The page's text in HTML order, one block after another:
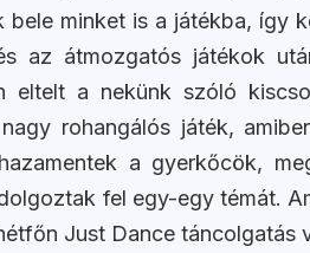
minket is a játékba, így
az átmozgatós játékok
a nekünk szóló
rohangálós játék,
a gyerkőcök,
fel egy-egy témát.
Just Dance táncolgatás